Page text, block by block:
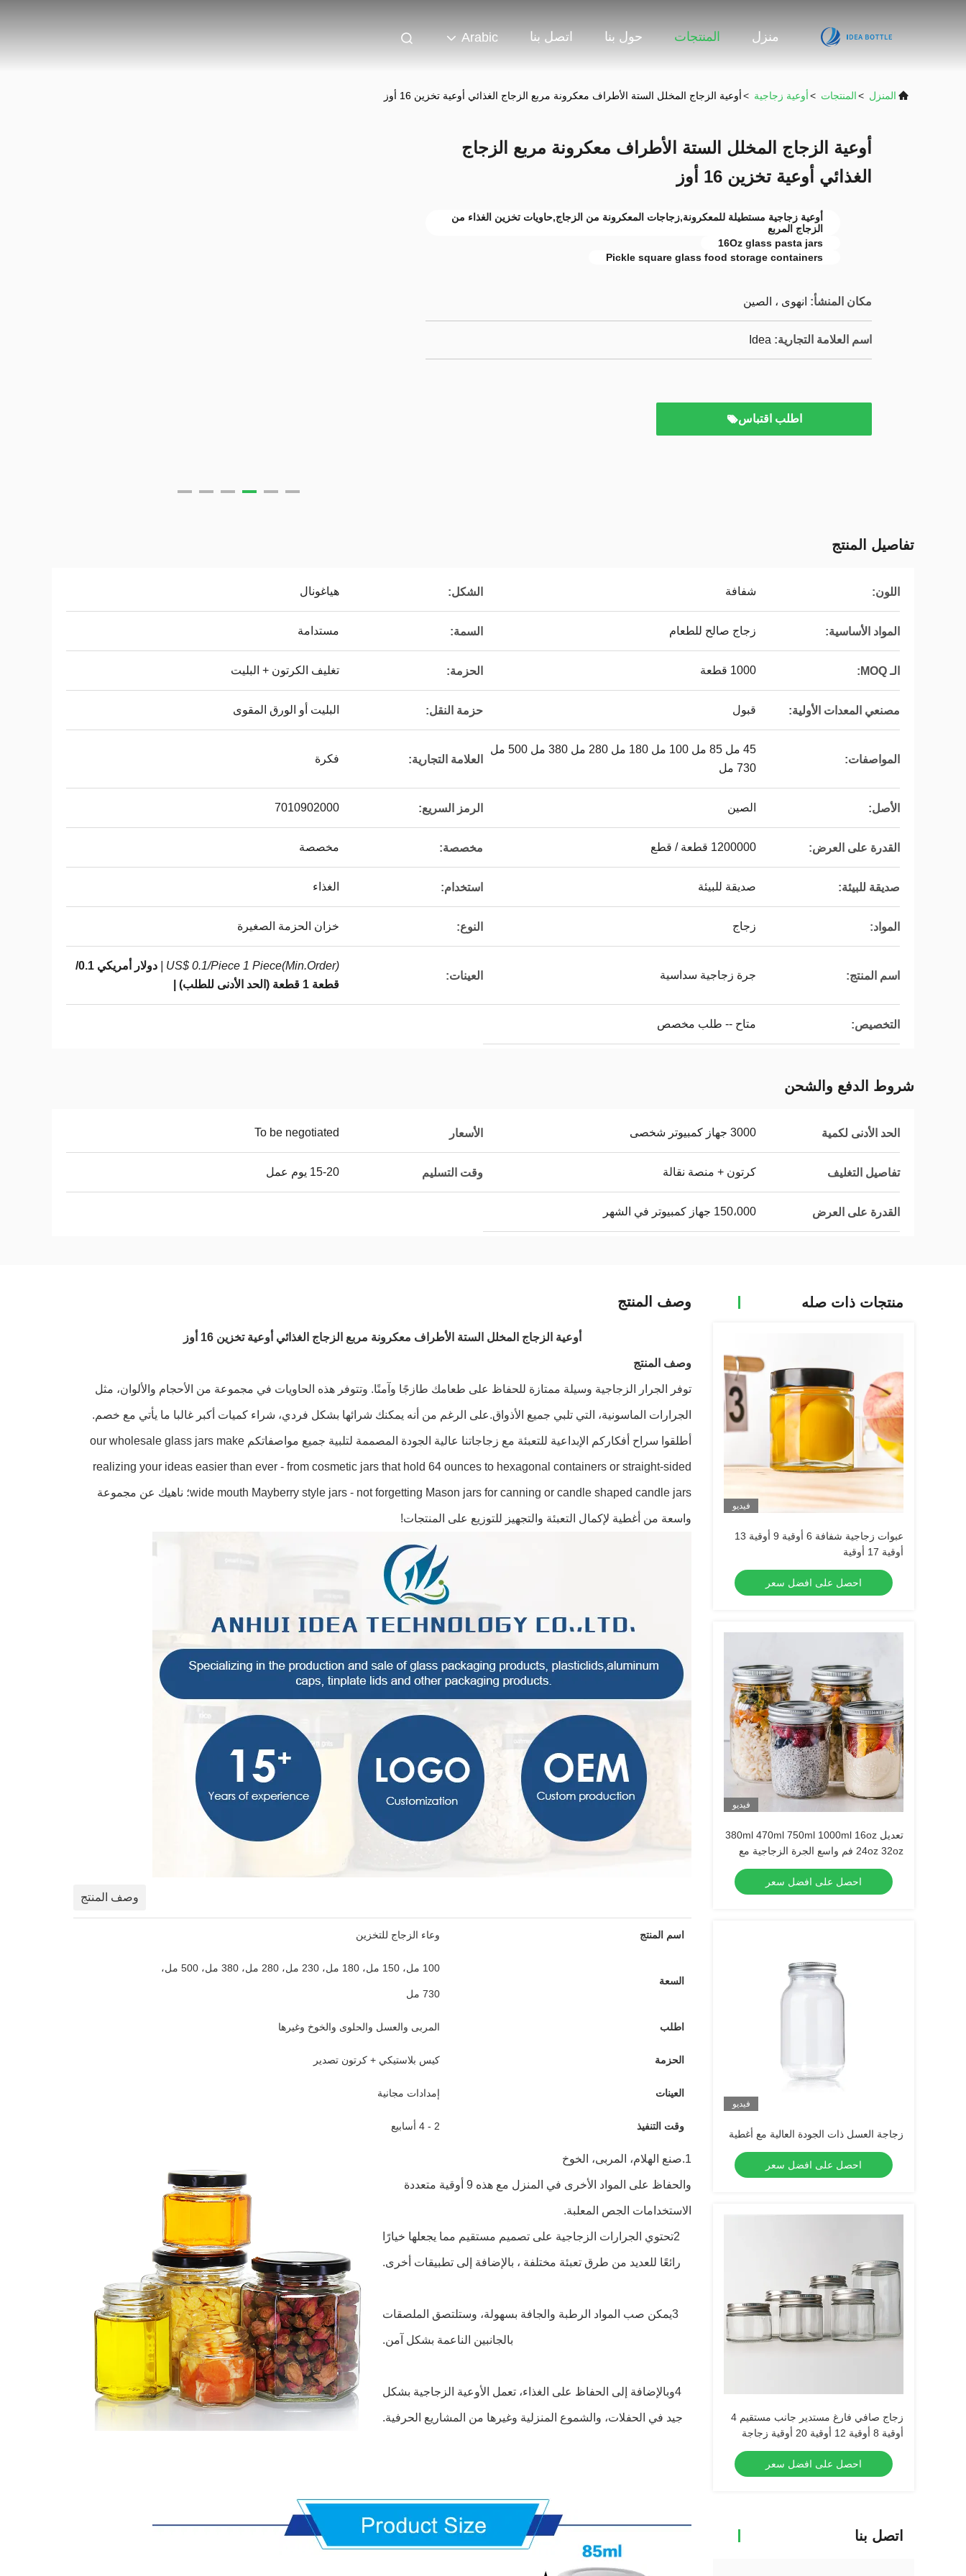
منزل المنتجات حول بنا اتصل بنا Arabic
المنزل >المنتجات >أوعية زجاجية >أوعية الزجاج المخلل الستة الأطراف معكرونة مربع الزجاج الغذائي أوعية تخزين 16 أوز
أوعية الزجاج المخلل الستة الأطراف معكرونة مربع الزجاج
الغذائي أوعية تخزين 16 أوز
أوعية زجاجية مستطيلة للمعكرونة,زجاجات المعكرونة من الزجاج,حاويات تخزين الغذاء من
الزجاج المربع
16Oz glass pasta jars
Pickle square glass food storage containers
مكان المنشأ: انهوى ، الصين
اسم العلامة التجارية: Idea
اطلب اقتباس
تفاصيل المنتج
اللون: شفافة الشكل: هياغونال
المواد الأساسية: زجاج صالح للطعام السمة: مستدامة
الـ MOQ: 1000 قطعة الحزمة: تغليف الكرتون + البليت
مصنعي المعدات الأولية: قبول حزمة النقل: البليت أو الورق المقوى
المواصفات:
45 مل 85 مل 100 مل 180 مل 280 مل 380 مل 500 مل
730 مل
العلامة التجارية: فكرة
الأصل: الصين الرمز السريع: 7010902000
القدرة على العرض: 1200000 قطعة / قطع مخصصة: مخصصة
صديقة للبيئة: صديقة للبيئة استخدام: الغذاء
المواد: زجاج النوع: خزان الحزمة الصغيرة
اسم المنتج: جرة زجاجية سداسية العينات:
US$ 0.1/Piece 1 Piece(Min.Order) |
دولار أمريكي 0.1/
قطعة 1 قطعة (الحد الأدنى للطلب) |
التخصيص: متاح -- طلب مخصص
شروط الدفع والشحن
الحد الأدنى لكمية 3000 جهاز كمبيوتر شخصى الأسعار To be negotiated
تفاصيل التغليف كرتون + منصة نقالة وقت التسليم 15-20 يوم عمل
القدرة على العرض 150،000 جهاز كمبيوتر في الشهر
منتجات ذات صله
فيديو
عبوات زجاجية شفافة 6 أوقية 9 أوقية 13
أوقية 17 أوقية
احصل على افضل سعر
فيديو
تعديل 380ml 470ml 750ml 1000ml 16oz
24oz 32oz فم واسع الجرة الزجاجية مع
غطاء في السائبة
احصل على افضل سعر
فيديو
زجاجة العسل ذات الجودة العالية مع أغطية
احصل على افضل سعر
زجاج صافي فارغ مستدير جانب مستقيم 4
أوقية 8 أوقية 12 أوقية 20 أوقية زجاجة
زجاجية حاوية الطعام مع غطاء معدني عميق
احصل على افضل سعر
اتصل بنا
وصف المنتج
أوعية الزجاج المخلل الستة الأطراف معكرونة مربع الزجاج الغذائي أوعية تخزين 16 أوز
وصف المنتج
توفر الجرار الزجاجية وسيلة ممتازة للحفاظ على طعامك طازجًا وآمنًا. وتتوفر هذه الحاويات في مجموعة من الأحجام والألوان، مثل
الجرارات الماسونية، التي تلبي جميع الأذواق.على الرغم من أنه يمكنك شرائها بشكل فردي، شراء كميات أكبر غالبا ما يأتي مع خصم.
أطلقوا سراح أفكاركم الإبداعية للتعبئة مع زجاجاتنا عالية الجودة المصممة لتلبية جميع مواصفاتكم our wholesale glass jars make
realizing your ideas easier than ever - from cosmetic jars that hold 64 ounces to hexagonal containers or straight-sided
wide mouth Mayberry style jars - not forgetting Mason jars for canning or candle shaped candle jars؛ ناهيك عن مجموعة
واسعة من أغطية لإكمال التعبئة والتجهيز للتوزيع على المنتجات!
وصف المنتج
اسم المنتج وعاء الزجاج للتخزين
السعة
100 مل، 150 مل، 180 مل، 230 مل، 280 مل، 380 مل، 500 مل،
730 مل
اطلب المربى والعسل والحلوى والخوخ وغيرها
الحزمة كيس بلاستيكي + كرتون تصدير
العينات إمدادات مجانية
وقت التنفيذ 2 - 4 أسابيع
1.صنع الهلام، المربى، الخوخ
والحفاظ على المواد الأخرى في المنزل مع هذه 9 أوقية متعددة
الاستخدامات الجص المعلبة.
2تحتوي الجرارات الزجاجية على تصميم مستقيم مما يجعلها خيارًا
رائعًا للعديد من طرق تعبئة مختلفة ، بالإضافة إلى تطبيقات أخرى.
3يمكن صب المواد الرطبة والجافة بسهولة، وستلتصق الملصقات
بالجانبين الناعمة بشكل آمن.
4وبالإضافة إلى الحفاظ على الغذاء، تعمل الأوعية الزجاجية بشكل
جيد في الحفلات، والشموع المنزلية وغيرها من المشاريع الحرفية.